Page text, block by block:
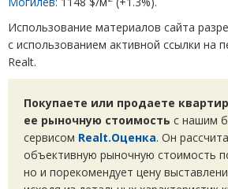
Использование материалов сайта
с использованием активной ссылки на
Realt.
Покупаете или продаете
ее рыночную стоимость с нашим
сервисом Realt.Оценка. Он
объективную рыночную стоимость
но и порекомендует цену